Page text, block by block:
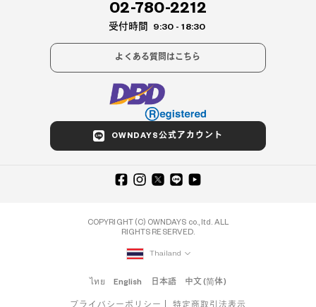
02-780-2212
受付時間 9:30 - 18:30
よくある質問はこちら
OWNDAYS公式アカウント
COPYRIGHT (C) OWNDAYS co., ltd. ALL
RIGHTS RESERVED.
Thailand
ไทย English 日本語 中文 (简体)
プライバシーポリシー 特定商取引法表示